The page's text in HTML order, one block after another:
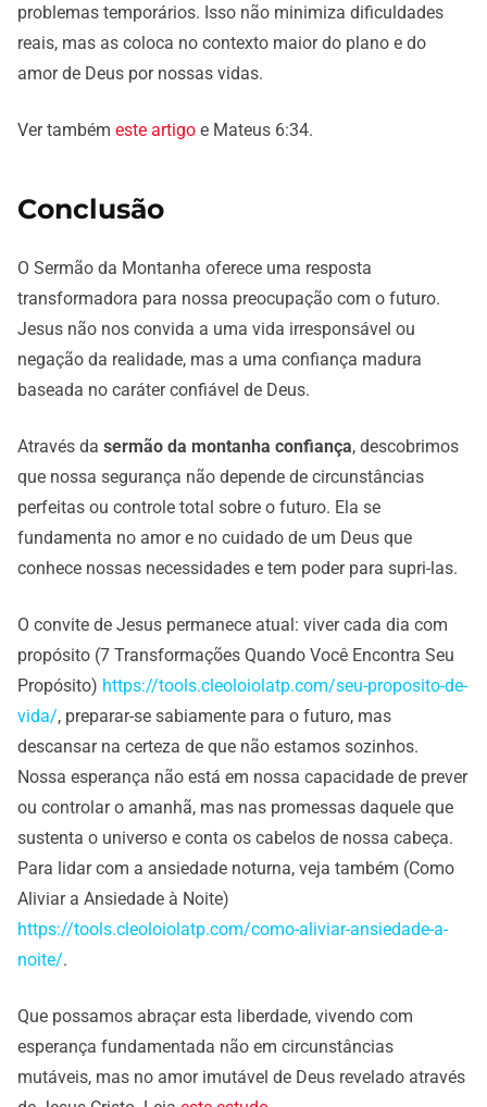
problemas temporários. Isso não minimiza dificuldades
reais, mas as coloca no contexto maior do plano e do
amor de Deus por nossas vidas.
Ver também este artigo e Mateus 6:34.
Conclusão
O Sermão da Montanha oferece uma resposta
transformadora para nossa preocupação com o futuro.
Jesus não nos convida a uma vida irresponsável ou
negação da realidade, mas a uma confiança madura
baseada no caráter confiável de Deus.
Através da sermão da montanha confiança, descobrimos
que nossa segurança não depende de circunstâncias
perfeitas ou controle total sobre o futuro. Ela se
fundamenta no amor e no cuidado de um Deus que
conhece nossas necessidades e tem poder para supri-las.
O convite de Jesus permanece atual: viver cada dia com
propósito (7 Transformações Quando Você Encontra Seu
Propósito) https://tools.cleoloiolatp.com/seu-proposito-de-
vida/, preparar-se sabiamente para o futuro, mas
descansar na certeza de que não estamos sozinhos.
Nossa esperança não está em nossa capacidade de prever
ou controlar o amanhã, mas nas promessas daquele que
sustenta o universo e conta os cabelos de nossa cabeça.
Para lidar com a ansiedade noturna, veja também (Como
Aliviar a Ansiedade à Noite)
https://tools.cleoloiolatp.com/como-aliviar-ansiedade-a-
noite/.
Que possamos abraçar esta liberdade, vivendo com
esperança fundamentada não em circunstâncias
mutáveis, mas no amor imutável de Deus revelado através